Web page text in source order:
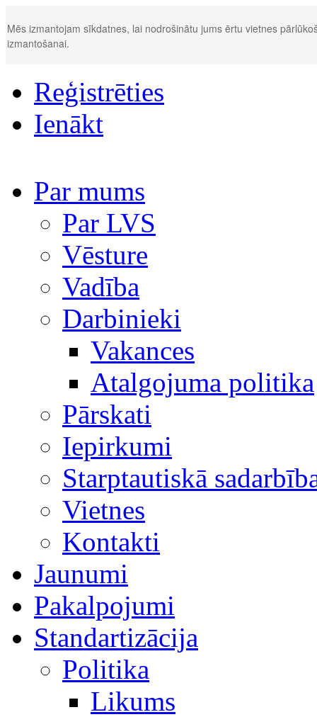
Mēs izmantojam sīkdatnes, lai nodrošinātu jums ērtu vietnes
izmantošanai.
Reģistrēties
Ienākt
Par mums
Par LVS
Vēsture
Vadība
Darbinieki
Vakances
Atalgojuma politika
Pārskati
Iepirkumi
Starptautiskā
Vietnes
Kontakti
Jaunumi
Pakalpojumi
Standartizācija
Politika
Likums